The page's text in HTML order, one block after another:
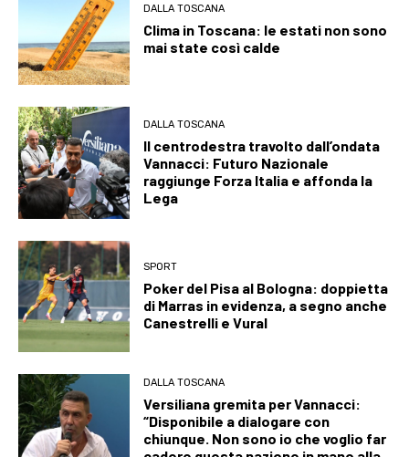
DALLA TOSCANA
Clima in Toscana: le estati non sono
mai state così calde
DALLA TOSCANA
Il centrodestra travolto dall’ondata
Vannacci: Futuro Nazionale
raggiunge Forza Italia e affonda la
Lega
SPORT
Poker del Pisa al Bologna: doppietta
di Marras in evidenza, a segno anche
Canestrelli e Vural
DALLA TOSCANA
Versiliana gremita per Vannacci:
“Disponibile a dialogare con
chiunque. Non sono io che voglio far